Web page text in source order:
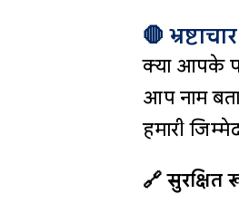
🛑
क्या आपके
आप नाम
हमारी
🔗 सुरक्षित